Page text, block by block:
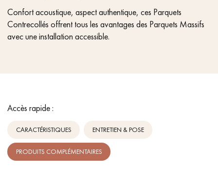
Confort acoustique, aspect authentique, ces Parquets
Contrecollés offrent tous les avantages des Parquets Massifs
avec une installation accessible.
Accès rapide :
CARACTÉRISTIQUES ENTRETIEN & POSE
PRODUITS COMPLÉMENTAIRES